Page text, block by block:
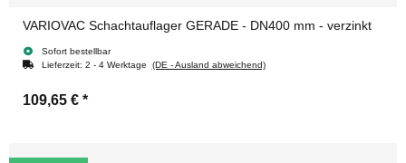
VARIOVAC Schachtauflager GERADE - DN400 mm - verzinkt
Sofort bestellbar
Lieferzeit: 2 - 4 Werktage (DE - Ausland abweichend)
109,65 € *